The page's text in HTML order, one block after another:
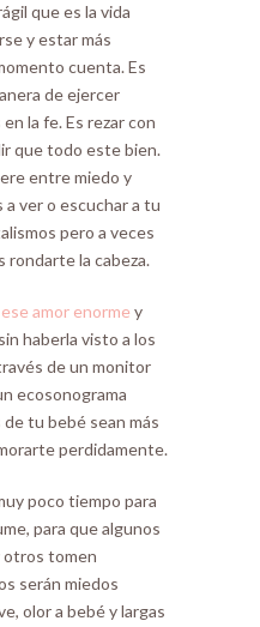
que es la vida
y estar más
cuenta. Es
de ejercer
la fe. Es rezar con
que todo este bien.
entre miedo y
a ver o escuchar a tu
pero a veces
rondarte la cabeza.
amor enorme y
haberla visto a los
de un monitor
ecosonograma
tu bebé sean más
perdidamente.
poco tiempo para
para que algunos
otros tomen
serán miedos
olor a bebé y largas